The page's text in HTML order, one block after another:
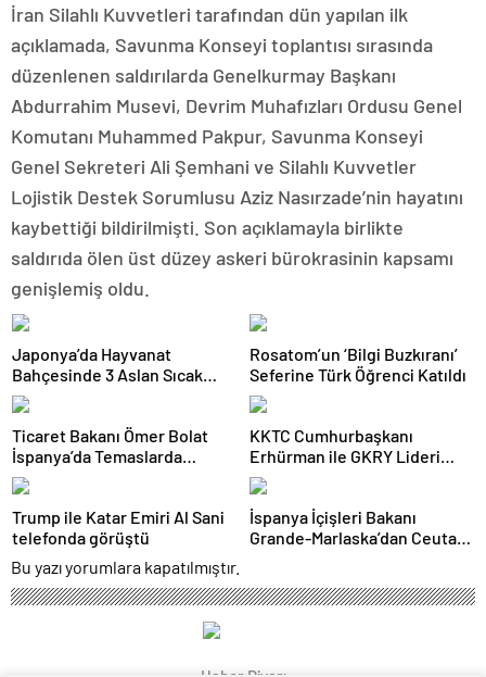
İran Silahlı Kuvvetleri tarafından dün yapılan ilk
açıklamada, Savunma Konseyi toplantısı sırasında
düzenlenen saldırılarda Genelkurmay Başkanı
Abdurrahim Musevi, Devrim Muhafızları Ordusu Genel
Komutanı Muhammed Pakpur, Savunma Konseyi
Genel Sekreteri Ali Şemhani ve Silahlı Kuvvetler
Lojistik Destek Sorumlusu Aziz Nasırzade’nin hayatını
kaybettiği bildirilmişti. Son açıklamayla birlikte
saldırıda ölen üst düzey askeri bürokrasinin kapsamı
genişlemiş oldu.
Japonya’da Hayvanat
Bahçesinde 3 Aslan Sıcak
Çarpması Şüphesiyle Öldü
Rosatom’un ‘Bilgi Buzkıranı’
Seferine Türk Öğrenci Katıldı
Ticaret Bakanı Ömer Bolat
İspanya’da Temaslarda
Bulundu: Hedef 25 Milyar
Dolar Ticaret Hacmi
KKTC Cumhurbaşkanı
Erhürman ile GKRY Lideri
Hristodulidis 26 Ağustos’ta
Görüşecek
Trump ile Katar Emiri Al Sani
telefonda görüştü
İspanya İçişleri Bakanı
Grande-Marlaska’dan Ceuta
Bu yazı yorumlara kapatılmıştır.